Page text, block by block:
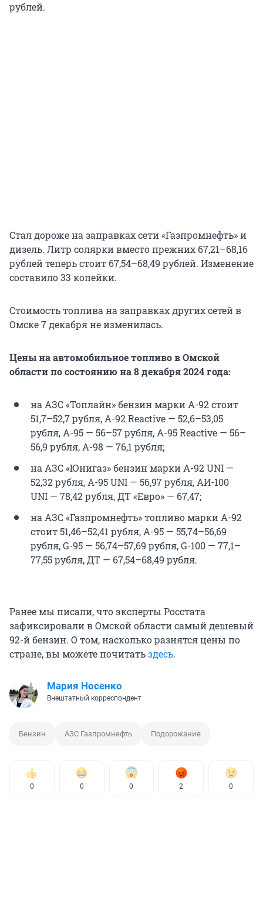
рублей.
Стал дороже на заправках сети «Газпромнефть» и
дизель. Литр солярки вместо прежних 67,21–68,16
рублей теперь стоит 67,54–68,49 рублей. Изменение
составило 33 копейки.
Стоимость топлива на заправках других сетей в
Омске 7 декабря не изменилась.
Цены на автомобильное топливо в Омской
области по состоянию на 8 декабря 2024 года:
на АЗС «Топлайн» бензин марки А-92 стоит
51,7–52,7 рубля, А-92 Reactive — 52,6–53,05
рубля, А-95 — 56–57 рубля, А-95 Reactive — 56–
56,9 рубля, А-98 — 76,1 рубля;
на АЗС «Юнигаз» бензин марки А-92 UNI —
52,32 рубля, А-95 UNI — 56,97 рубля, АИ-100
UNI — 78,42 рубля, ДТ «Евро» — 67,47;
на АЗС «Газпромнефть» топливо марки А-92
стоит 51,46–52,41 рубля, А-95 — 55,74–56,69
рубля, G-95 — 56,74–57,69 рубля, G-100 — 77,1–
77,55 рубля, ДТ — 67,54–68,49 рубля.
Ранее мы писали, что эксперты Росстата
зафиксировали в Омской области самый дешевый
92-й бензин. О том, насколько разнятся цены по
стране, вы можете почитатьздесь.
Мария Носенко
Внештатный корреспондент
Бензин АЗС Газпромнефть Подорожание
0 0 0 2 0